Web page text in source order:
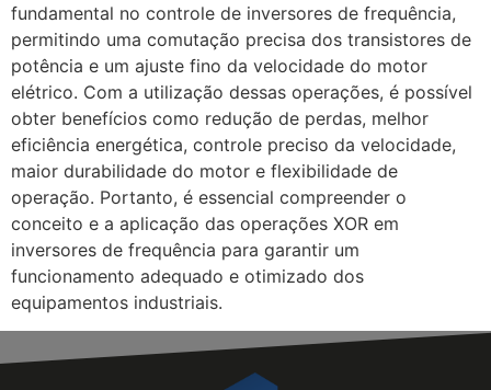
fundamental no controle de inversores de frequência,
permitindo uma comutação precisa dos transistores de
potência e um ajuste fino da velocidade do motor
elétrico. Com a utilização dessas operações, é possível
obter benefícios como redução de perdas, melhor
eficiência energética, controle preciso da velocidade,
maior durabilidade do motor e flexibilidade de
operação. Portanto, é essencial compreender o
conceito e a aplicação das operações XOR em
inversores de frequência para garantir um
funcionamento adequado e otimizado dos
equipamentos industriais.